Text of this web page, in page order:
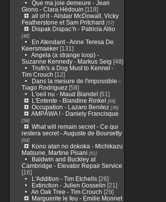
Que ma joie demeure - Jean
Giono - Clara Hédouin [118]
all of it - Alistair McDowall, Vicky
Featherstone et Sam Pritchard [57]
Dispak Dispac’h - Patricia Allio
[48]
En Atendant - Anne Teresa De
Keersmaeker[131]
Angela (a strange loop) -
Suzanne Kennedy - Markus Seig [48]
Truth's a Dog Must to Kennel -
Tim Crouch [12]
Dans la mesure de l'impossible -
Tiago Rodriguez[58]
L'oeil nu - Maud Blandel [51]
L'Entente - Blandine Rinkel [69]
Occupation - Lazaro Benitez [36]
AMPĀWA ! - Daniely Francisque
[58]
What will remain secret - Ce qui
restera secret - Auguste de Boursetty
[64]
Kono atari no dokoka - Michikazu
Matsune, Martine Pisani [61]
Baldwin and Buckley at
Cambridge - Elevator Repair Service
[16]
L'Addition - Tim Etchells[26]
Extinction - Julien Gosselin [21]
An Oak Tree - Tim Crouch [29]
Marguerite le feu - Emilie Monnet